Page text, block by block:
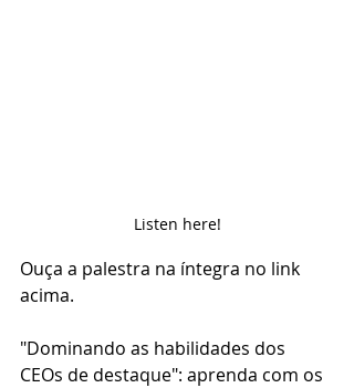
Listen here!
Ouça a palestra na íntegra no link
acima.
"Dominando as habilidades dos
CEOs de destaque": aprenda com os